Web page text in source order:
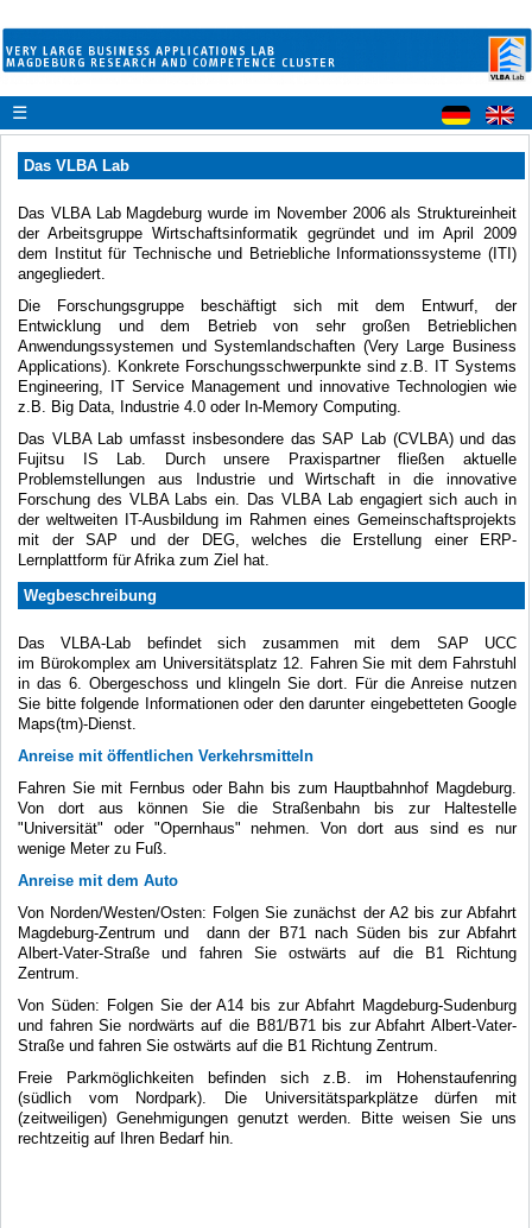
☰
Das VLBA Lab
Das VLBA Lab Magdeburg wurde im November 2006 als Struktureinheit
der Arbeitsgruppe Wirtschaftsinformatik gegründet und im April 2009
dem Institut für Technische und Betriebliche Informationssysteme (ITI)
angegliedert.
Die Forschungsgruppe beschäftigt sich mit dem Entwurf, der
Entwicklung und dem Betrieb von sehr großen Betrieblichen
Anwendungssystemen und Systemlandschaften (Very Large Business
Applications). Konkrete Forschungsschwerpunkte sind z.B. IT Systems
Engineering, IT Service Management und innovative Technologien wie
z.B. Big Data, Industrie 4.0 oder In-Memory Computing.
Das VLBA Lab umfasst insbesondere das SAP Lab (CVLBA) und das
Fujitsu IS Lab. Durch unsere Praxispartner fließen aktuelle
Problemstellungen aus Industrie und Wirtschaft in die innovative
Forschung des VLBA Labs ein. Das VLBA Lab engagiert sich auch in
der weltweiten IT-Ausbildung im Rahmen eines Gemeinschaftsprojekts
mit der SAP und der DEG, welches die Erstellung einer ERP-
Lernplattform für Afrika zum Ziel hat.
Wegbeschreibung
Das VLBA-Lab befindet sich zusammen mit dem SAP UCC
im Bürokomplex am Universitätsplatz 12. Fahren Sie mit dem Fahrstuhl
in das 6. Obergeschoss und klingeln Sie dort. Für die Anreise nutzen
Sie bitte folgende Informationen oder den darunter eingebetteten Google
Maps(tm)-Dienst.
Anreise mit öffentlichen Verkehrsmitteln
Fahren Sie mit Fernbus oder Bahn bis zum Hauptbahnhof Magdeburg.
Von dort aus können Sie die Straßenbahn bis zur Haltestelle
"Universität" oder "Opernhaus" nehmen. Von dort aus sind es nur
wenige Meter zu Fuß.
Anreise mit dem Auto
Von Norden/Westen/Osten: Folgen Sie zunächst der A2 bis zur Abfahrt
Magdeburg-Zentrum und dann der B71 nach Süden bis zur Abfahrt
Albert-Vater-Straße und fahren Sie ostwärts auf die B1 Richtung
Zentrum.
Von Süden: Folgen Sie der A14 bis zur Abfahrt Magdeburg-Sudenburg
und fahren Sie nordwärts auf die B81/B71 bis zur Abfahrt Albert-Vater-
Straße und fahren Sie ostwärts auf die B1 Richtung Zentrum.
Freie Parkmöglichkeiten befinden sich z.B. im Hohenstaufenring
(südlich vom Nordpark). Die Universitätsparkplätze dürfen mit
(zeitweiligen) Genehmigungen genutzt werden. Bitte weisen Sie uns
rechtzeitig auf Ihren Bedarf hin.